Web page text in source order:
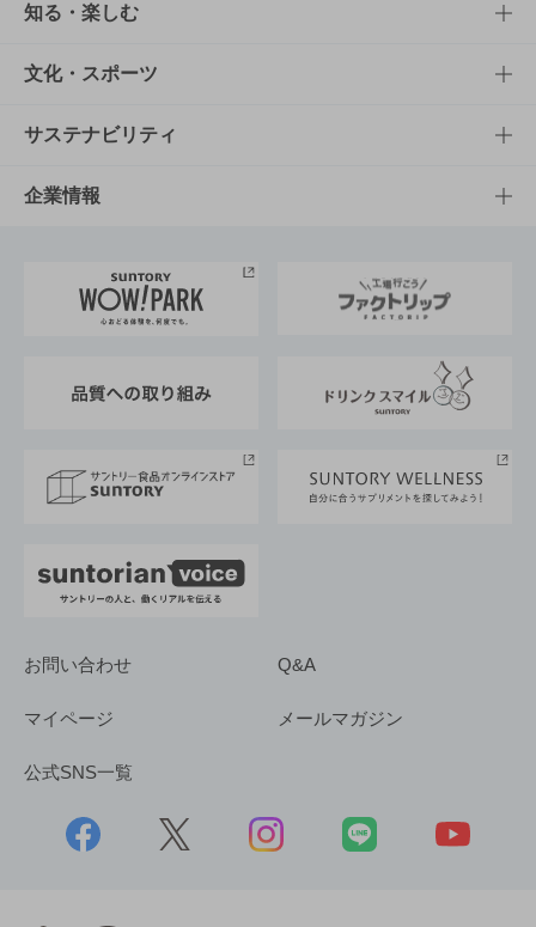
商品TOP
商品一覧
商品発売情報
栄養成分一覧
知る・楽しむ
知る・楽しむTOP
キャンペーン
工場見学
地域情報
文化・スポーツ
文化・スポーツTOP
サントリーホール
サントリーサンバーズ大阪
サステナビリティ
サステナビリティTOP
サントリーが考えるサステナビリティ経営
企業情報
企業概要
採用情報
お問い合わせ Q&A
マイページ メールマガジン
公式SNS一覧